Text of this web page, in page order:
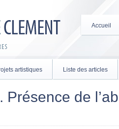
Accueil
artistiques Liste des articles
Présence de